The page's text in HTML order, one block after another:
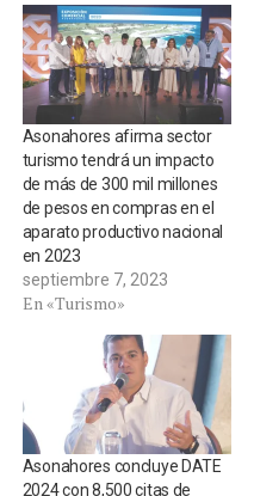
Asonahores afirma sector
turismo tendrá un impacto
de más de 300 mil millones
de pesos en compras en el
aparato productivo nacional
en 2023
septiembre 7, 2023
En «Turismo»
Asonahores concluye DATE
2024 con 8,500 citas de